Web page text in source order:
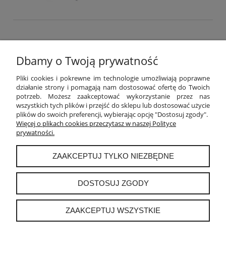
DO KOSZYKA
SCYZORYK CLIMBER WOOD , WINTER MAGIC , EDYCJA LIMITOWANA
499,00 zł
DO KOSZYKA
Dbamy o Twoją prywatność
Pliki cookies i pokrewne im technologie umożliwiają poprawne
działanie strony i pomagają nam dostosować ofertę do Twoich
potrzeb. Możesz zaakceptować wykorzystanie przez nas
wszystkich tych plików i przejść do sklepu lub dostosować użycie
plików do swoich preferencji, wybierając opcję "Dostosuj zgody".
Więcej o plikach cookies przeczytasz w naszej Polityce
prywatności.
ZAAKCEPTUJ TYLKO NIEZBĘDNE
DOSTOSUJ ZGODY
ZAAKCEPTUJ WSZYSTKIE